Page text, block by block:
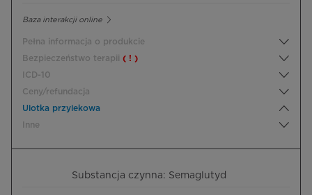
Baza interakcji online
Pełna informacja o produkcie
Bezpieczeństwo terapii ( ! )
ICD-10
Ceny/refundacja
Ulotka przylekowa
Inne
Substancja czynna: Semaglutyd